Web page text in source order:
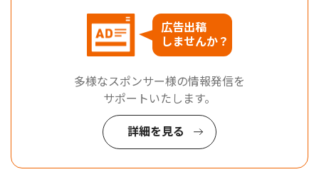
広告出稿
しませんか？
多様なスポンサー様の情報発信を
サポートいたします。
詳細を見る